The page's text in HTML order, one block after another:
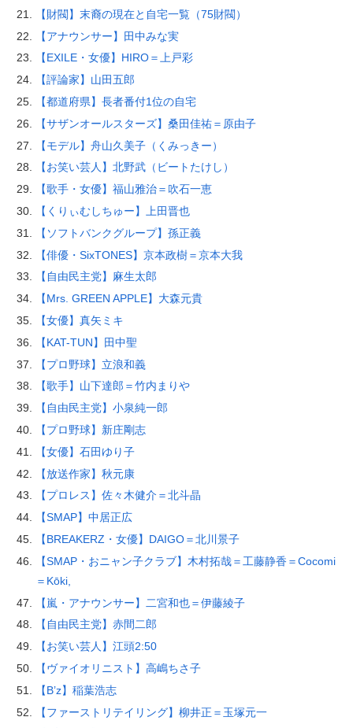
【財閥】末裔の現在と自宅一覧（75財閥）
【アナウンサー】田中みな実
【EXILE・女優】HIRO＝上戸彩
【評論家】山田五郎
【都道府県】長者番付1位の自宅
【サザンオールスターズ】桑田佳祐＝原由子
【モデル】舟山久美子（くみっきー）
【お笑い芸人】北野武（ビートたけし）
【歌手・女優】福山雅治＝吹石一恵
【くりぃむしちゅー】上田晋也
【ソフトバンクグループ】孫正義
【俳優・SixTONES】京本政樹＝京本大我
【自由民主党】麻生太郎
【Mrs. GREEN APPLE】大森元貴
【女優】真矢ミキ
【KAT-TUN】田中聖
【プロ野球】立浪和義
【歌手】山下達郎＝竹内まりや
【自由民主党】小泉純一郎
【プロ野球】新庄剛志
【女優】石田ゆり子
【放送作家】秋元康
【プロレス】佐々木健介＝北斗晶
【SMAP】中居正広
【BREAKERZ・女優】DAIGO＝北川景子
【SMAP・おニャン子クラブ】木村拓哉＝工藤静香＝Cocomi
＝Kōki,
【嵐・アナウンサー】二宮和也＝伊藤綾子
【自由民主党】赤間二郎
【お笑い芸人】江頭2:50
【ヴァイオリニスト】高嶋ちさ子
【B’z】稲葉浩志
【ファーストリテイリング】柳井正＝玉塚元一